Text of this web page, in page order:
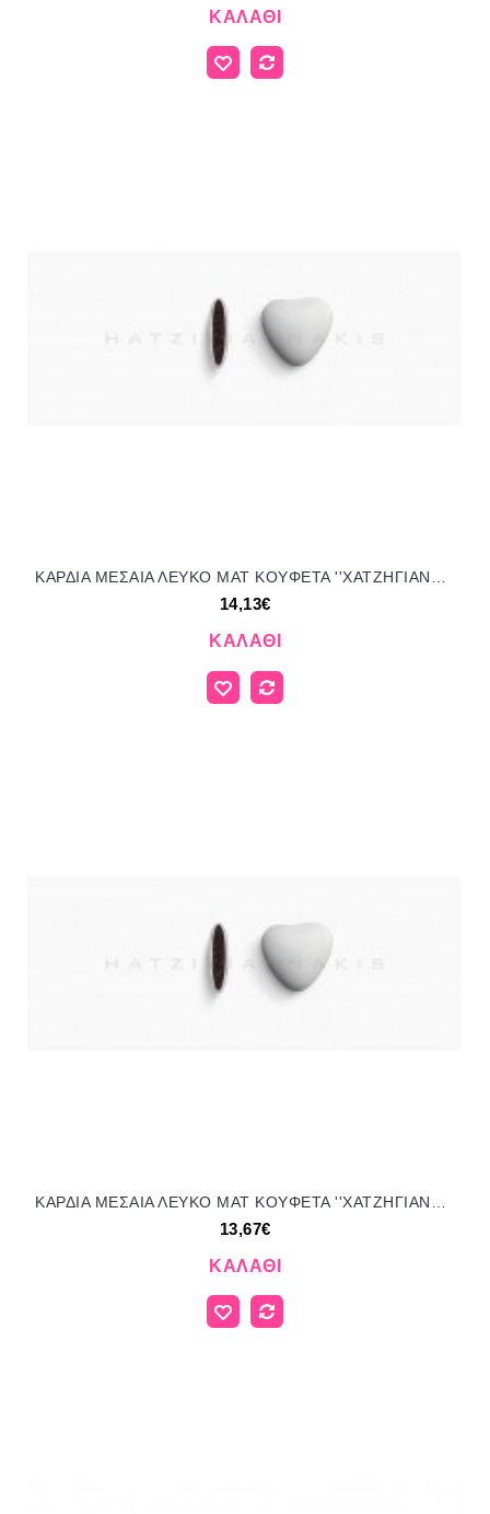
ΚΑΛΆΘΙ
ΚΑΡΔΙΑ ΜΕΣΑΙΑ ΛΕΥΚΟ ΜΑΤ KOYΦΕΤΑ ''ΧΑΤΖΗΓΙΑΝΝΑΚΗ'' 1KG 120151.001 14.13€!!!
14,13€
ΚΑΛΆΘΙ
13,67€
ΚΑΛΆΘΙ